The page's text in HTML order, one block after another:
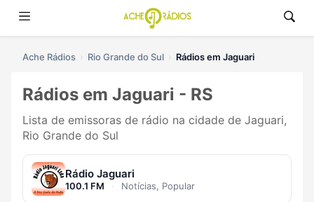
Ache Rádios Rio Grande do Sul Rádios em Jaguari
Rádios em Jaguari - RS
Lista de emissoras de rádio na cidade de Jaguari,
Rio Grande do Sul
Rádio Jaguari
100.1 FM · Notícias, Popular